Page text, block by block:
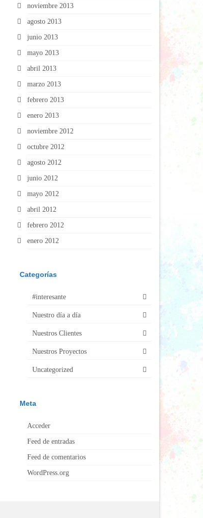
noviembre 2013
agosto 2013
junio 2013
mayo 2013
abril 2013
marzo 2013
febrero 2013
enero 2013
noviembre 2012
octubre 2012
agosto 2012
junio 2012
mayo 2012
abril 2012
febrero 2012
enero 2012
Categorías
#interesante
Nuestro día a día
Nuestros Clientes
Nuestros Proyectos
Uncategorized
Meta
Acceder
Feed de entradas
Feed de comentarios
WordPress.org